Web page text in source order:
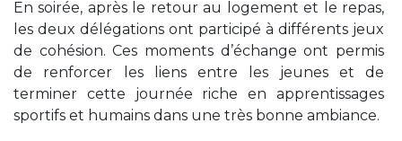
En soirée, après le retour au logement et le repas,
les deux délégations ont participé à différents jeux
de cohésion. Ces moments d’échange ont permis
de renforcer les liens entre les jeunes et de
terminer cette journée riche en apprentissages
sportifs et humains dans une très bonne ambiance.